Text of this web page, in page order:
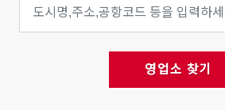
영업소 찾기